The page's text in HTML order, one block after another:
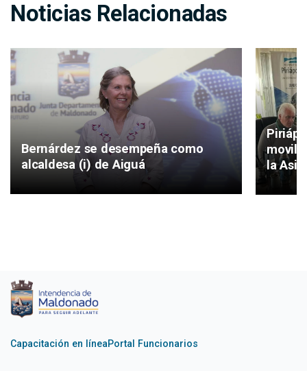
Noticias Relacionadas
Bernárdez se desempeña como
alcaldesa (i) de Aiguá
la
Capacitación en líneaPortal Funcionarios